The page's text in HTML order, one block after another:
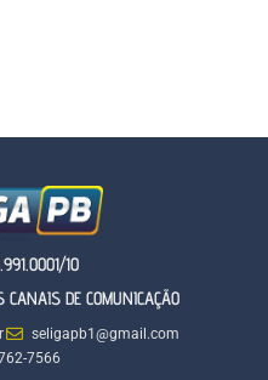
10
CANAIS DE COMUNICAÇÃO
seligapb1@gmail.com
7566